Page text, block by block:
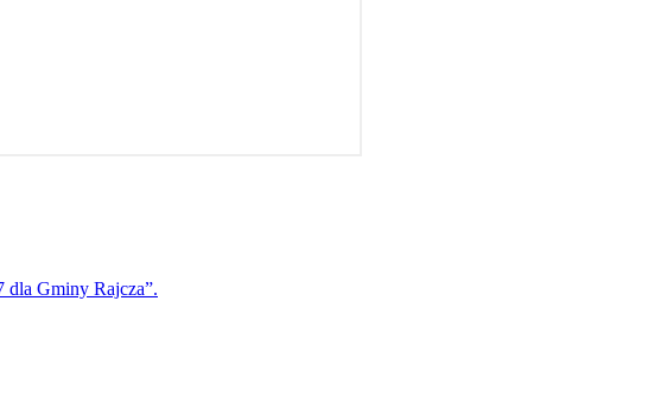
dla Gminy Rajcza”.